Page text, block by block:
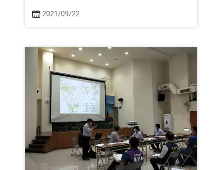
2021/09/22